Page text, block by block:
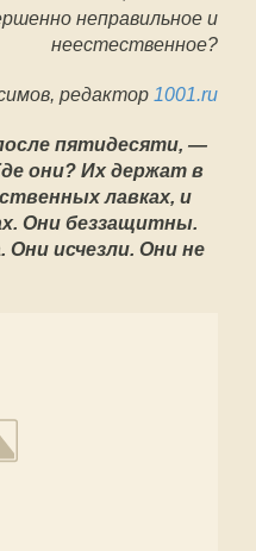
неправильное и
неестественное?
редактор 1001.ru
пятидесяти, —
они? Их держат в
лавках, и
Они беззащитны.
исчезли. Они не